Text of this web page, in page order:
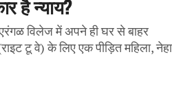
है न्याय?
विलेज में अपने ही घर से बाहर
टू वे) के लिए एक पीड़ित महिला, नेहा